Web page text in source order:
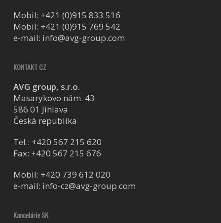
Mobil: +421 (0)915 833 516
Mobil: +421 (0)915 769 542
e-mail: info@avg-group.com
KONTAKT CZ
AVG group, s.r.o.
Masarykovo nám. 43
586 01 Jihlava
Česká republika
Tel.: +420 567 215 620
Fax: +420 567 215 676
Mobil: +420 739 612 020
e-mail: info-cz@avg-group.com
Kancelárie SK